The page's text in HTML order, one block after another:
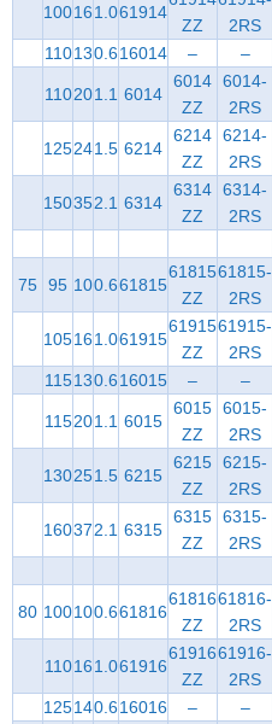
100161.061914
ZZ
2RS
110130.616014 – –
110201.1 6014
6014
ZZ
6014-
2RS
125241.5 6214
6214
ZZ
6214-
2RS
150352.1 6314
6314
ZZ
6314-
2RS
75 95 100.661815
61815
ZZ
61815-
2RS
105161.061915
61915
ZZ
61915-
2RS
115130.616015 – –
115201.1 6015
6015
ZZ
6015-
2RS
130251.5 6215
6215
ZZ
6215-
2RS
160372.1 6315
6315
ZZ
6315-
2RS
80 100100.661816
61816
ZZ
61816-
2RS
110161.061916
61916
ZZ
61916-
2RS
125140.616016 – –